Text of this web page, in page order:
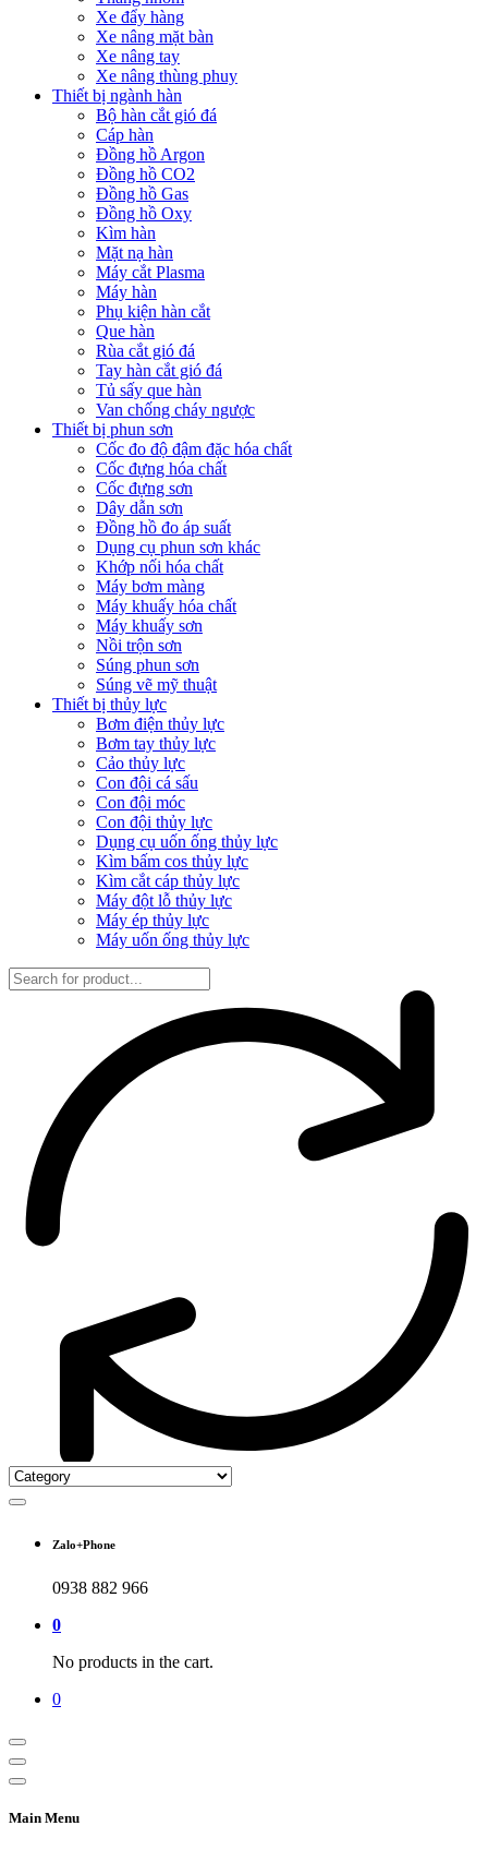
Xe đẩy hàng
Xe nâng mặt bàn
Xe nâng tay
Xe nâng thùng phuy
Thiết bị ngành hàn
Bộ hàn cắt gió đá
Cáp hàn
Đồng hồ Argon
Đồng hồ CO2
Đồng hồ Gas
Đồng hồ Oxy
Kìm hàn
Mặt nạ hàn
Máy cắt Plasma
Máy hàn
Phụ kiện hàn cắt
Que hàn
Rùa cắt gió đá
Tay hàn cắt gió đá
Tủ sấy que hàn
Van chống cháy ngược
Thiết bị phun sơn
Cốc đo độ đậm đặc hóa chất
Cốc đựng hóa chất
Cốc đựng sơn
Dây dẫn sơn
Đồng hồ đo áp suất
Dụng cụ phun sơn khác
Khớp nối hóa chất
Máy bơm màng
Máy khuấy hóa chất
Máy khuấy sơn
Nồi trộn sơn
Súng phun sơn
Súng vẽ mỹ thuật
Thiết bị thủy lực
Bơm điện thủy lực
Bơm tay thủy lực
Cảo thủy lực
Con đội cá sấu
Con đội móc
Con đội thủy lực
Dụng cụ uốn ống thủy lực
Kìm bấm cos thủy lực
Kìm cắt cáp thủy lực
Máy đột lỗ thủy lực
Máy ép thủy lực
Máy uốn ống thủy lực
Zalo+Phone
0938 882 966
0
No products in the cart.
0
Main Menu